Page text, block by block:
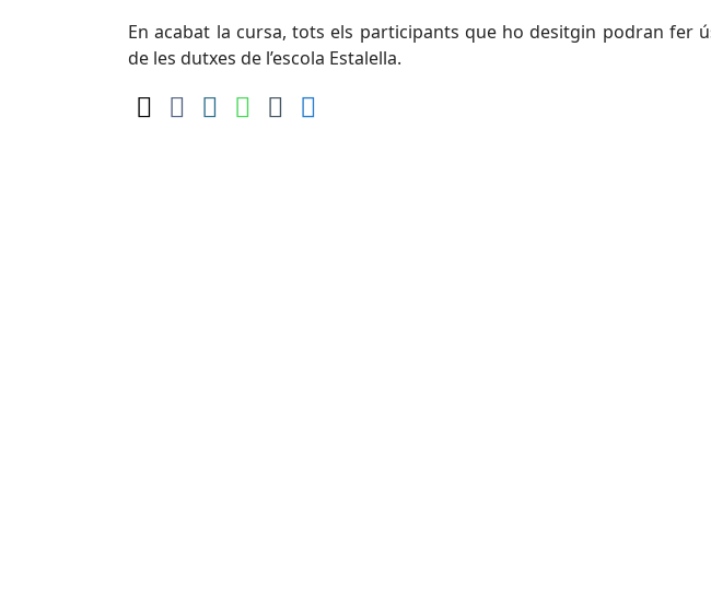
En acabat la cursa, tots els participants que ho desitgin podran fer
de les dutxes de l’escola Estalella.